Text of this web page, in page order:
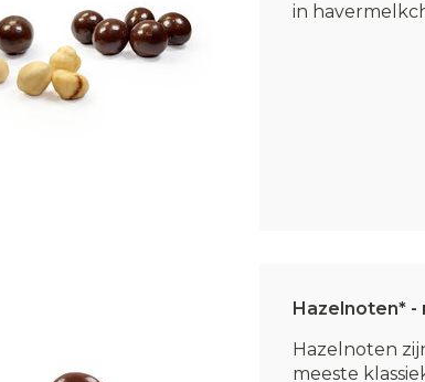
in
Hazelnoten*
Hazelnoten
meeste